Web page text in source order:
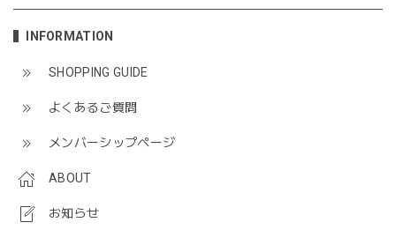
INFORMATION
SHOPPING GUIDE
よくあるご質問
メンバーシップページ
ABOUT
お知らせ